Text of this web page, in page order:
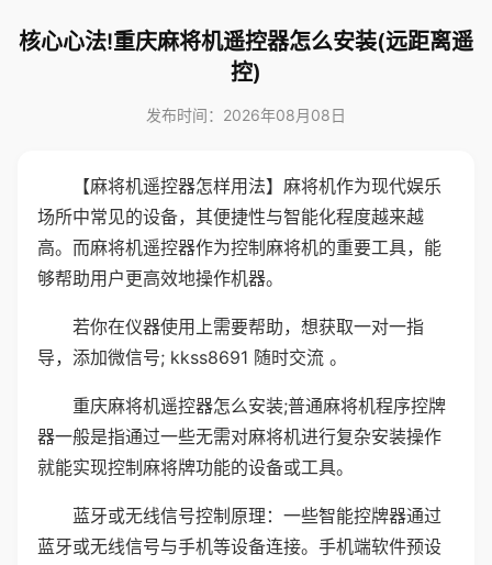
核心心法!重庆麻将机遥控器怎么安装(远距离遥
控)
发布时间：2026年08月08日
【麻将机遥控器怎样用法】麻将机作为现代娱乐
场所中常见的设备，其便捷性与智能化程度越来越
高。而麻将机遥控器作为控制麻将机的重要工具，能
够帮助用户更高效地操作机器。
若你在仪器使用上需要帮助，想获取一对一指
导，添加微信号; kkss8691 随时交流 。
重庆麻将机遥控器怎么安装;普通麻将机程序控牌
器一般是指通过一些无需对麻将机进行复杂安装操作
就能实现控制麻将牌功能的设备或工具。
蓝牙或无线信号控制原理：一些智能控牌器通过
蓝牙或无线信号与手机等设备连接。手机端软件预设